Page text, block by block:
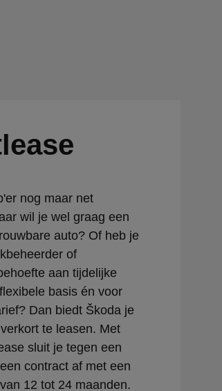
nog maar net
wil je wel graag een
auto? Of heb je
of
aan tijdelijke
basis én voor
Dan biedt Škoda je
te leasen. Met
sluit je tegen een
contract af met een
12 tot 24 maanden.